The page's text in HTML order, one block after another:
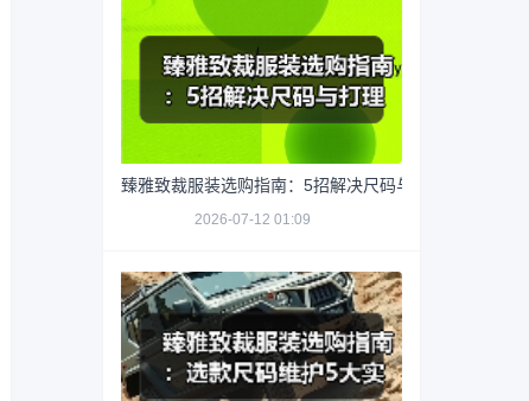
臻雅致裁服装选购指南：5招解决尺码与打理难题
2026-07-12 01:09